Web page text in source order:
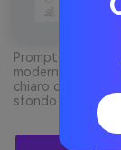
Prompt: slide
moderno con
chiaro con
sfondo foto --ar